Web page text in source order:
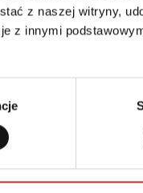
z naszej witryny,
z innymi